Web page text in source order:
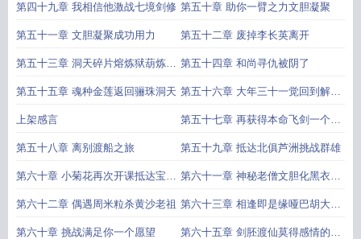
第四十九章 我相信他激战七境剑修 第五十章 助你一臂之力文胆凝聚
第五十一章 文胆凝聚成功用力 第五十二章 废掉李长英离开
第五十三章 洞天碎片熔炼狱葫炼和
尚
第五十四章 和尚寻仇被阴了
第五十五章 魂种金莲返回骊珠洞天 第五十六章 大年三十一觉回到解放
前
上架感言 第五十七章 再获得本命飞剑一个知
己
第五十八章 离别渡船之旅 第五十九章 抵达北俱芦洲挑战群雄
第六十章 小菊花再次开课抵达宝相
国
第六十一章 神秘老僧文胆化黑衣小
人
第六十二章 偶遇周米粒杀黄沙老祖 第六十三章 相逢即是缘哑巴胡大水
怪
第六十章 挑战满足你一个愿望 第六十五章 剑胚渡仙莫得感情的大